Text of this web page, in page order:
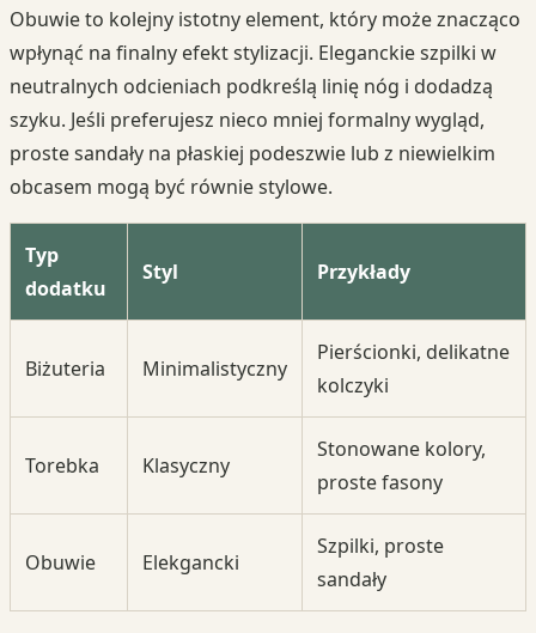
Obuwie to kolejny istotny element, który może znacząco
wpłynąć na finalny efekt stylizacji. Eleganckie szpilki w
neutralnych odcieniach podkreślą linię nóg i dodadzą
szyku. Jeśli preferujesz nieco mniej formalny wygląd,
proste sandały na płaskiej podeszwie lub z niewielkim
obcasem mogą być równie stylowe.
Typ
dodatku
Styl Przykłady
Biżuteria Minimalistyczny
Pierścionki, delikatne
kolczyki
Torebka Klasyczny
Stonowane kolory,
proste fasony
Obuwie Elekgancki
Szpilki, proste
sandały